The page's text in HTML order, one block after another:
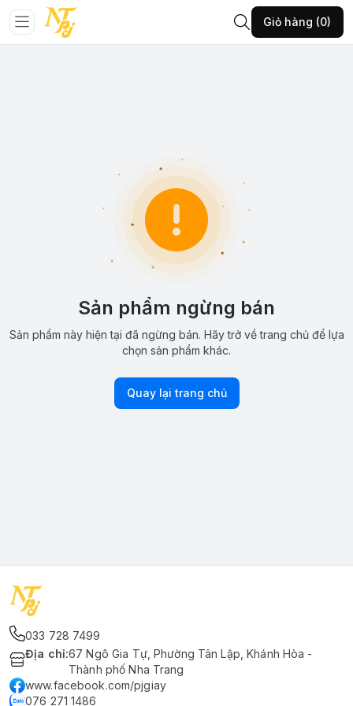
Giỏ hàng (0)
Sản phẩm ngừng bán
Sản phẩm này hiện tại đã ngừng bán. Hãy trở về trang chủ để lựa
chọn sản phẩm khác.
Quay lại trang chủ
033 728 7499
Địa chỉ:67 Ngô Gia Tự, Phường Tân Lập, Khánh Hòa -
Thành phố Nha Trang
www.facebook.com/pjgiay
076 271 1486